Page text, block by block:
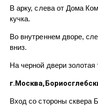
В арку, слева от Дома
кучка.
Во внутреннем дворе,
вниз.
На черной двери
Вход со стороны сквера